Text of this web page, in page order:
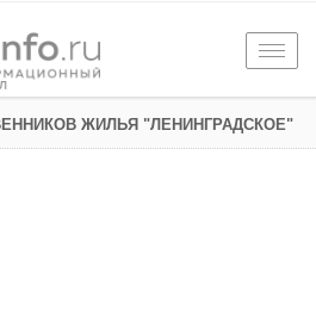
ЖИЛЬЯ "ЛЕНИНГРАДСКОЕ"